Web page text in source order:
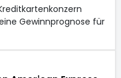
Gewinnprognose für